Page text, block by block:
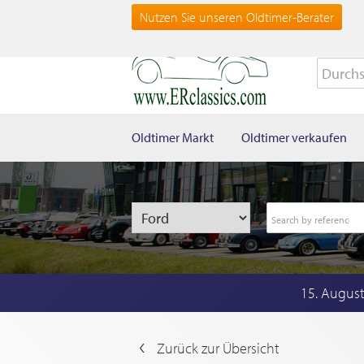
Nutzen Sie unseren Oldtimer-Berater
Oldtimer Markt Oldtimer verkaufen
15.
Zurück zur Übersicht